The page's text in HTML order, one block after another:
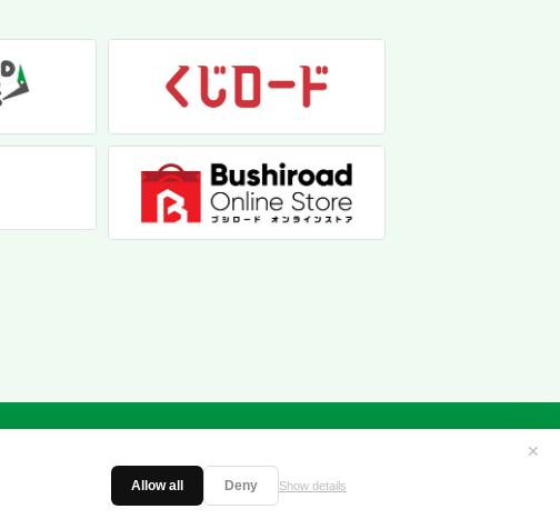
Allow all Deny Show details
✕